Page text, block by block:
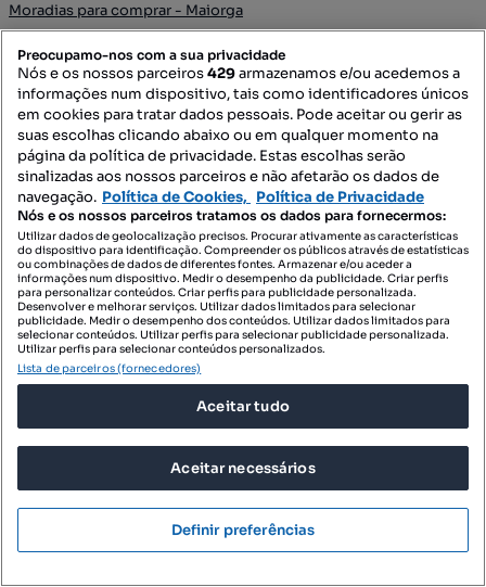
Moradias para comprar - Maiorga
Moradias para comprar - Pataias e Martingança
Moradias para comprar - São Martinho do Porto
Moradias para comprar - Turquel
Moradias para comprar - Vimeiro
Imóveis para comprar - Coz
Apartamentos para comprar - Coz
T0 para comprar - Coz
Terrenos para comprar - Coz
Espaços comerciais para comprar - Coz
Escritórios para comprar - Coz
Garagens para comprar - Coz
Villa para comprar - Coz
Preocupamo-nos com a sua privacidade
Nós e os nossos parceiros429armazenamos e/ou acedemos a
informações num dispositivo, tais como identificadores únicos
em cookies para tratar dados pessoais. Pode aceitar ou gerir as
suas escolhas clicando abaixo ou em qualquer momento na
página da política de privacidade. Estas escolhas serão
sinalizadas aos nossos parceiros e não afetarão os dados de
navegação. Política de Cookies, Política de Privacidade
Nós e os nossos parceiros tratamos os dados para fornecermos:
Utilizar dados de geolocalização precisos. Procurar ativamente as características
do dispositivo para identificação. Compreender os públicos através de estatísticas
ou combinações de dados de diferentes fontes. Armazenar e/ou aceder a
informações num dispositivo. Medir o desempenho da publicidade. Criar perfis
para personalizar conteúdos. Criar perfis para publicidade personalizada.
Desenvolver e melhorar serviços. Utilizar dados limitados para selecionar
publicidade. Medir o desempenho dos conteúdos. Utilizar dados limitados para
selecionar conteúdos. Utilizar perfis para selecionar publicidade personalizada.
Utilizar perfis para selecionar conteúdos personalizados.
Lista de parceiros (fornecedores)
Aceitar tudo
Aceitar necessários
Definir preferências